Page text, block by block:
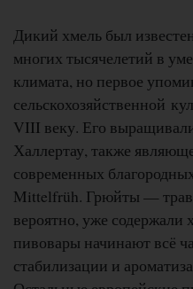
Дикий хмель был
многих тысячелетий в
климата, но первое
сельскохозяйственной
VIII веку. Его
Халлертау, также
современных
Mittelfrüh. Грюйты —
вероятно, уже содержали
пивовары начинают всё
стабилизации и